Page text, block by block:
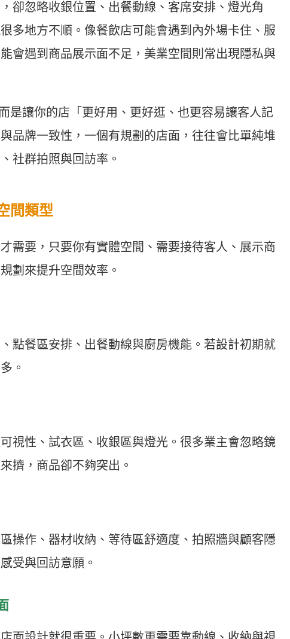
卻忽略收銀位置、出餐動線、客席安排、燈光角
多地方不順。像餐飲店可能會遇到內外場卡住、服
會遇到商品展示面不足，美業空間則常出現隱私與
是讓你的店「更好用、更好逛、也更容易讓客人記
品牌一致性，一個有規劃的店面，往往會比單純堆
社群拍照與回訪率。
間類型
需要，只要你有實體空間、需要接待客人、展示商
劃來提升空間效率。
點餐區安排、出餐動線與廚房機能。若設計初期就
。
視性、試衣區、收銀區與燈光。很多業主會忽略鏡
擠，商品卻不夠突出。
操作、器材收納、等待區舒適度、拍照牆與顧客隱
受與回訪意願。